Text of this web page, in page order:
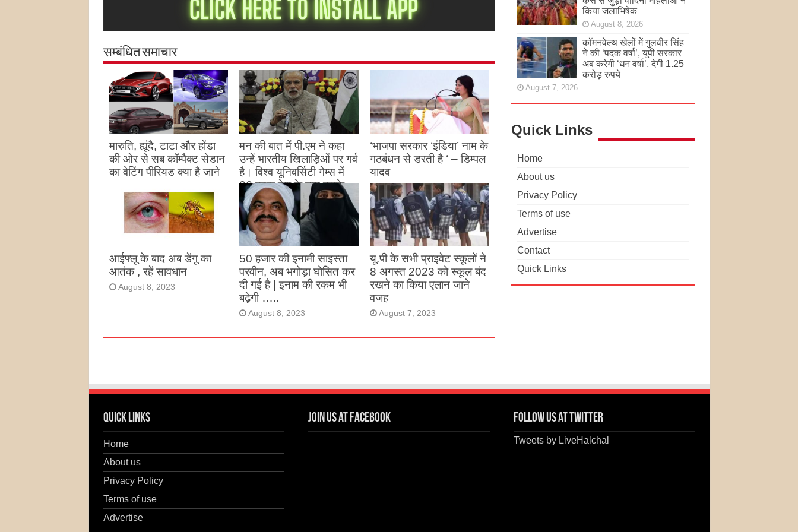
सम्बंधित समाचार
मारुति, ह्यूंदै, टाटा और होंडा
की ओर से सब कॉम्पैक्ट सेडान
का वेटिंग पीरियड क्या है जाने
मन की बात में पी.एम ने कहा
उन्हें भारतीय खिलाड़िओं पर गर्व
है। विश्व यूनिवर्सिटी गेम्स में
26 पदक देश के नाम करके
उन्होंने देश का नाम रोशन किया
है
August 27, 2023
‘भाजपा सरकार ‘इंडिया’ नाम के
गठबंधन से डरती है ‘ – डिम्पल
यादव
August 26, 2023
आईफ्लू के बाद अब डेंगू का
आतंक , रहें सावधान
August 8, 2023
50 हजार की इनामी साइस्ता
परवीन, अब भगोड़ा घोसित कर
दी गई है | इनाम की रकम भी
बढ़ेगी …..
August 8, 2023
यू.पी के सभी प्राइवेट स्कूलों ने
8 अगस्त 2023 को स्कूल बंद
रखने का किया एलान जाने
वजह
August 7, 2023
किया जलाभिषेक
August 8, 2026
कॉमनवेल्थ खेलों में गुलवीर सिंह
ने की ‘पदक वर्षा’, यूपी सरकार
अब करेगी ‘धन वर्षा’, देगी 1.25
करोड़ रुपये
August 7, 2026
Quick Links
Home
About us
Privacy Policy
Terms of use
Advertise
Contact
Quick Links
Quick Links
Home
About us
Privacy Policy
Terms of use
Advertise
Join us at Facebook Follow us at Twitter
Tweets by LiveHalchal